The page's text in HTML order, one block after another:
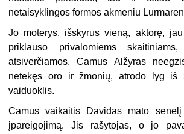
netaisyklingos formos akmeniu
Jo moterys, išskyrus vieną, aktorę,
priklauso privalomiems
atsiverčiamos. Camus Alžyras
netekęs oro ir žmonių, atrodo lyg iš
vaiduoklis.
Camus vaikaitis Davidas mato
įpareigojimą. Jis rašytojas, o jo